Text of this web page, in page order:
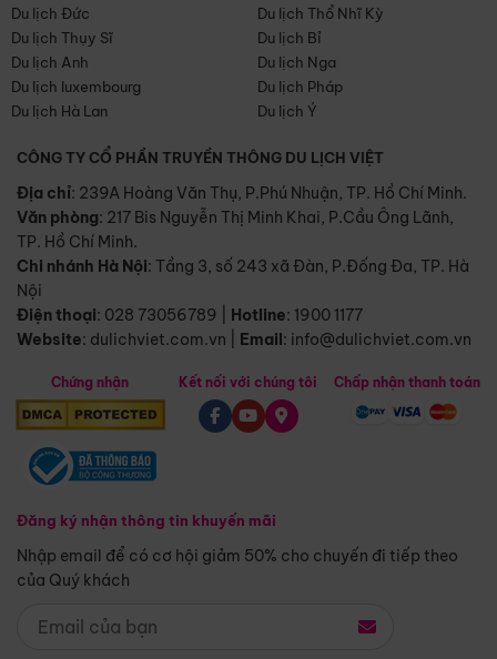
Du lịch Đức
Du lịch Thổ Nhĩ Kỳ
Du lịch Thụy Sĩ
Du lịch Bỉ
Du lịch Anh
Du lịch Nga
Du lịch luxembourg
Du lịch Pháp
Du lịch Hà Lan
Du lịch Ý
CÔNG TY CỔ PHẦN TRUYỀN THÔNG DU LỊCH VIỆT
Địa chỉ: 239A Hoàng Văn Thụ, P.Phú Nhuận, TP. Hồ Chí Minh.
Văn phòng: 217 Bis Nguyễn Thị Minh Khai, P.Cầu Ông Lãnh,
TP. Hồ Chí Minh.
Chi nhánh Hà Nội: Tầng 3, số 243 xã Đàn, P.Đống Đa, TP. Hà
Nội
Điện thoại: 028 73056789 Hotline: 1900 1177
Website: dulichviet.com.vn Email: info@dulichviet.com.vn
Chứng nhận
Đăng ký nhận thông tin khuyến mãi
Nhập email để có cơ hội giảm 50% cho chuyến đi tiếp theo
của Quý khách
Kết nối với chúng tôi Chấp nhận thanh toán